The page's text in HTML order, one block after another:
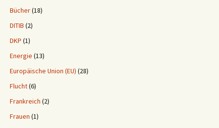
Bücher(18)
DITIB (2)
DKP (1)
Energie (13)
Europäische Union (EU) (28)
Flucht(6)
Frankreich (2)
Frauen (1)